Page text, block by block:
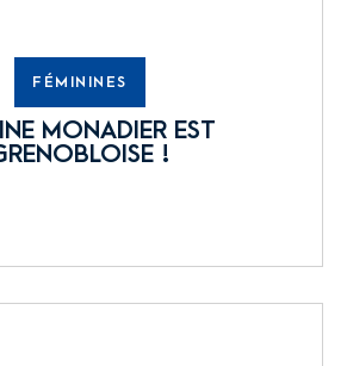
FÉMININES
MONADIER EST
!